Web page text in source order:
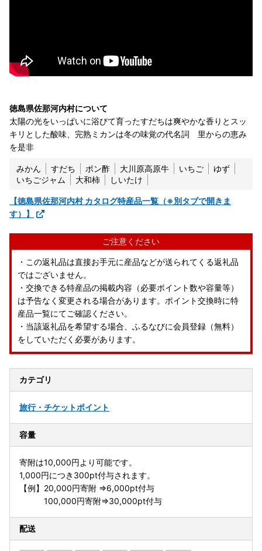
徳島県佐那河内村について
太陽の光をいっぱいに浴びて育ったすだちは爽やかな香りとスッ
キリとした酸味、完熟ミカンは冬の味覚の代名詞 里からの恵み
を是非
みかん すだち ポン酢 大川原高原牛 いちご
ゆず
いちごジャム
大和柿 しいたけ
【徳島県佐那河内村 カタログ特産品一覧（※別タブで開きま
す）】
ご注意ください
・この返礼品は直接お手元に産品などが送られてくる返礼品
ではございません。
・交換できる特産品の掲載内容（必要ポイント数や容量等）
は予告なく変更される場合があります。ポイント交換時に特
産品一覧にてご確認ください。
・当該返礼品を希望する場合、ふるなびに会員登録（無料）
をしていただく必要があります。
カテゴリ
旅行・チケットポイント
容量
寄附は10,000円より可能です。
1,000円につき300pt付与されます。
【例】20,000円寄附 ⇒6,000pt付与
100,000円寄附⇒30,000pt付与
配送